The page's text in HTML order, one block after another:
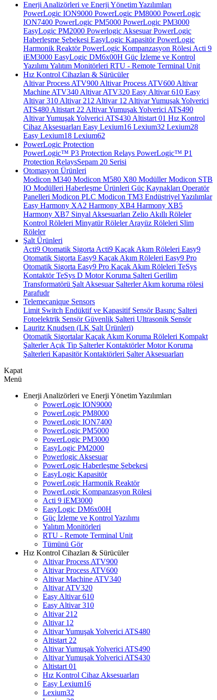
Enerji Analizörleri ve Enerji Yönetim Yazılımları
PowerLogic ION9000 PowerLogic PM8000 PowerLogic
ION7400 PowerLogic PM5000 PowerLogic PM3000
EasyLogic PM2000 Powerlogic AksesuarPowerLogic
Haberleşme Şebekesi EasyLogic KapasitörPowerLogic
Harmonik ReaktörPowerLogic Kompanzasyon Rölesi Acti 9
iEM3000 EasyLogic DM6x00H Güç İzleme ve Kontrol
Yazılımı Yalıtım Monitörleri RTU - Remote Terminal Unit
Hız Kontrol Cihazları & Sürücüler
Altivar Process ATV900 Altivar Process ATV600 Altivar
Machine ATV340 Altivar ATV320 Easy Altivar 610 Easy
Altivar 310 Altivar 212 Altivar 12 Altivar Yumuşak Yolverici
ATS480 Altistart 22 Altivar Yumuşak Yolverici ATS490
Altivar Yumuşak Yolverici ATS430 Altistart 01 Hız Kontrol
Cihaz Aksesuarları Easy Lexium16 Lexium32 Lexium28
Easy Lexium18 Lexium62
PowerLogic Protection
PowerLogic™ P3 Protection Relays PowerLogic™ P1
Protection Relays​Sepam 20 Serisi
Otomasyon Ürünleri
Modicon M340 Modicon M580 X80 ModüllerModicon STB
IO Modülleri Haberleşme Ürünleri Güç Kaynakları Operatör
Panelleri Modicon PLC Modicon TM3 Endüstriyel Yazılımlar
Easy Harmony XA2 Harmony XB4 Harmony XB5
Harmony XB7 Sinyal Aksesuarları Zelio Akıllı Röleler
Kontrol Röleleri Minyatür RölelerArayüz Röleleri Slim
Röleler
Şalt Ürünleri
Acti9 Otomatik Sigorta Acti9 Kaçak Akım Röleleri Easy9
Otomatik Sigorta Easy9 Kaçak Akım Röleleri Easy9 Pro
Otomatik Sigorta Easy9 Pro Kaçak Akım Röleleri TeSys
KontaktörTeSys D Motor Koruma Şalteri Gerilim
Transformatörü Şalt Aksesuar ŞalterlerAkım koruma rölesi
Parafudr
Telemecanique Sensors
Limit Switch Endüktif ve Kapasitif SensörBasınç Şalteri
Fotoelektrik SensörGüvenlik Şalteri Ultrasonik Sensör
Lauritz Knudsen (LK Şalt Ürünleri)
Otomatik SigortalarKaçak Akım Koruma Röleleri Kompakt
ŞalterlerAçık Tip ŞalterlerKontaktörlerMotor Koruma
Şalterleri Kapasitör Kontaktörleri Şalter Aksesuarları
Kapat
Menü
Enerji Analizörleri ve Enerji Yönetim Yazılımları
PowerLogic ION9000
PowerLogic PM8000
PowerLogic ION7400
PowerLogic PM5000
PowerLogic PM3000
EasyLogic PM2000
Powerlogic Aksesuar
PowerLogic Haberleşme Şebekesi
EasyLogic Kapasitör
PowerLogic Harmonik Reaktör
PowerLogic Kompanzasyon Rölesi
Acti 9 iEM3000
EasyLogic DM6x00H
Güç İzleme ve Kontrol Yazılımı
Yalıtım Monitörleri
RTU - Remote Terminal Unit
Tümünü Gör
Hız Kontrol Cihazları & Sürücüler
Altivar Process ATV900
Altivar Process ATV600
Altivar Machine ATV340
Altivar ATV320
Easy Altivar 610
Easy Altivar 310
Altivar 212
Altivar 12
Altivar Yumuşak Yolverici ATS480
Altistart 22
Altivar Yumuşak Yolverici ATS490
Altivar Yumuşak Yolverici ATS430
Altistart 01
Hız Kontrol Cihaz Aksesuarları
Easy Lexium16
Lexium32